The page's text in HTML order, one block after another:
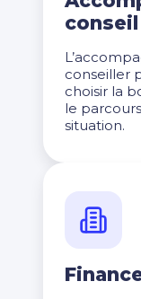
conseil
conseiller
choisir la
le
situation.